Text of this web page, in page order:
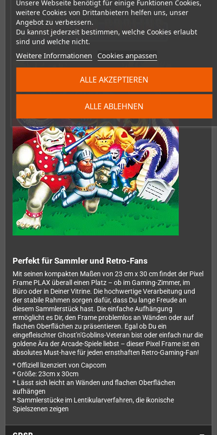
Unsere Webseite benötigt für einige Funktionen Cookies,
weitere Cookies von Drittanbietern helfen uns, unser
Angebot zu verbessern.
Du kannst jederzeit bestimmen, welche Cookies erlaubt
sind und welche nicht.
Weitere Informationen Cookies anpassen
ALLE ABLEHNEN
ALLE AKZEPTIEREN
Perfekt für Sammler und Retro-Fans
Mit seinen kompakten Maßen von 23 cm x 30 cm findet der Pixel
Frame PLAX überall einen Platz – ob im Gaming-Zimmer, im
Büro oder in Deiner Vitrine. Die hochwertige Verarbeitung und
der stabile Rahmen sorgen dafür, dass Du lange Freude an
diesem Sammlerstück hast. Die einfache Aufhängung
ermöglicht es Dir, den Frame problemlos an Wänden oder auf
flachen Oberflächen zu präsentieren. Egal ob Du ein
eingefleischter Ghost'n'Goblins-Veteran bist oder einfach nur die
goldene Ära der Arcade-Spiele liebst – dieser Pixel Frame ist ein
absolutes Must-have für jeden ernsthaften Retro-Gaming-Fan!
* Offiziell lizenziert von Capcom
* Größe: 23cm x 30cm
* Lässt sich leicht an Wänden und flachen Oberflächen
aufhängen
* Sammlerstücke im Lentikularverfahren, die ikonische
Spielszenen zeigen